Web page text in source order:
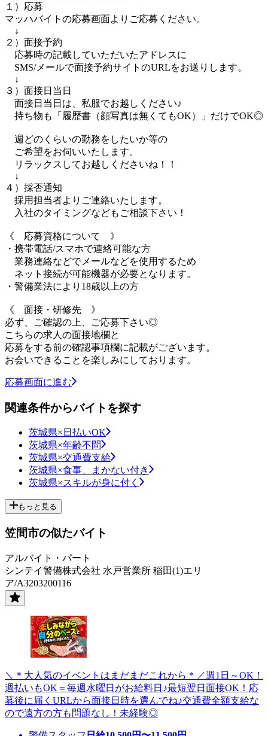
１）応募
マッハバイトの応募画面よりご応募ください。
↓
２）面接予約
応募時の記載していただいたアドレスに
SMS/メールで面接予約サイトのURLをお送りします。
↓
３）面接日当日
面接日当日は、私服でお越しください♪
持ち物も「履歴書（顔写真は無くてもOK）」だけでOK◎
週どのくらいの勤務をしたいか等の
ご希望をお伺いいたします。
リラックスしてお越しくださいね！！
↓
４）採否通知
採用担当者よりご連絡いたします。
入社のタイミングなどもご相談下さい！
《 応募資格について 》
・携帯電話/スマホで連絡可能な方
業務連絡などでメールなどを使用するため
ネット接続が可能機器が必要となります。
・警備業法により18歳以上の方
《 面接・研修先 》
必ず、ご確認の上、ご応募下さい◎
こちらの求人の面接地欄と
応募をする前の確認事項欄に記載がございます。
お会いできることを楽しみにしております。
応募画面に進む
関連条件からバイトを探す
茨城県×日払いOK
茨城県×年齢不問
茨城県×交通費支給
茨城県×食事、まかない付き
茨城県×スキルが身に付く
もっと見る
笠間市の似たバイト
アルバイト・パート
シンテイ警備株式会社 水戸営業所 稲田(1)エリ
ア/A3203200116
＼＊大人気のイベントはまだまだこれから＊／週1日～OK！
週払いもOK＝毎週水曜日がお給料日♪最短翌日面接OK！応
募後に届くURLから面接日時を選んでね♪交通費全額支給な
ので遠方の方も問題なし！未経験◎